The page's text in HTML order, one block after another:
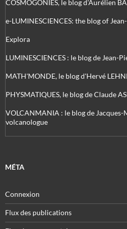
COSMOGONIES, le blog d'Aurélien
e-LUMINESCIENCES: the blog of
Explora
LUMINESCIENCES : le blog de Jean-
MATH'MONDE, le blog d'Hervé
PHYSMATIQUES, le blog de Claude
VOLCANMANIA : le blog de Jacques-
volcanologue
MÉTA
Connexion
Flux des publications